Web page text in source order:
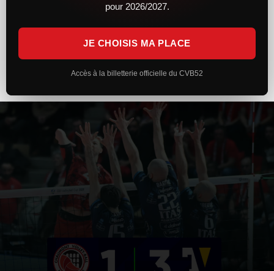
pour 2026/2027.
JE CHOISIS MA PLACE
Accès à la billetterie officielle du CVB52